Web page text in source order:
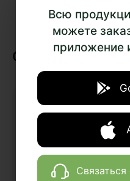
Всю
можете
приложение
Отзывы